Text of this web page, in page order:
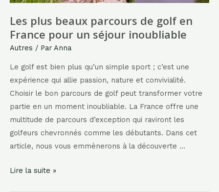
Les plus beaux parcours de golf en
France pour un séjour inoubliable
Autres / Par Anna
Le golf est bien plus qu’un simple sport ; c’est une
expérience qui allie passion, nature et convivialité.
Choisir le bon parcours de golf peut transformer votre
partie en un moment inoubliable. La France offre une
multitude de parcours d’exception qui raviront les
golfeurs chevronnés comme les débutants. Dans cet
article, nous vous emmènerons à la découverte …
Les
Lire la suite »